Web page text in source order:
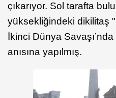
çıkarıyor. Sol tarafta
yüksekliğindeki dikilitaş
İkinci Dünya
anısına yapılmış.